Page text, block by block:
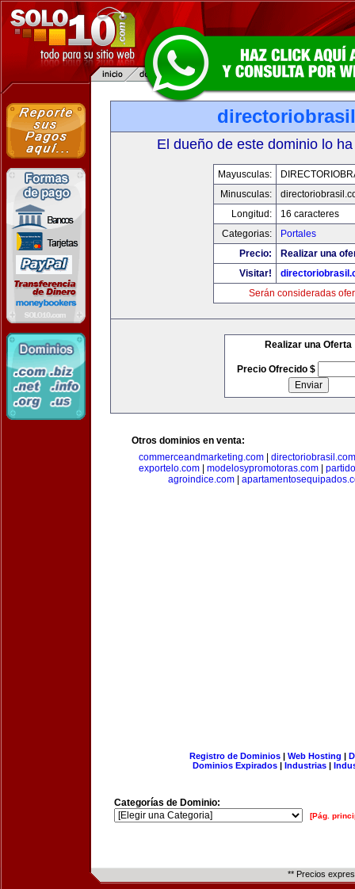
El dueño de este dominio lo
Mayusculas:
Minusculas:
Longitud:
16 caracteres
Categorias:
Portales
Precio:
Realizar una
Visitar!
Serán consideradas
Realizar una Oferta
Precio Ofrecido $
Otros dominios en venta:
commerceandmarketing.com| directoriobrasil.com
exportelo.com
modelosypromotoras.com
agroindice.com
Registro de Dominios| Web Hosting |
Dominios Expirados | Industrias |
Categorías de Dominio:
[Pág.
** Precios